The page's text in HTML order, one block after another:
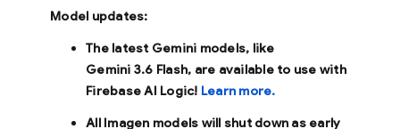
Model updates:
The latest Gemini models, like
Gemini 3.6 Flash, are available to use with
Firebase AI Logic! Learn more.
All Imagen models will shut down as early